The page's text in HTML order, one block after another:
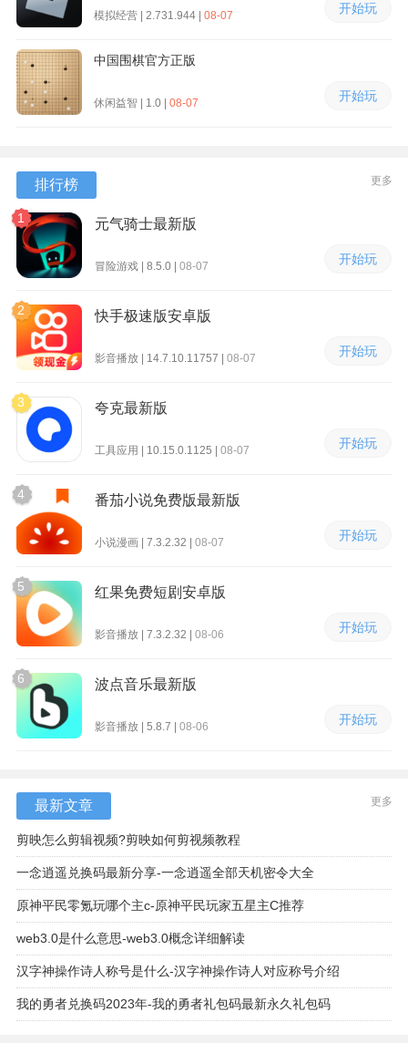
模拟经营 | 2.731.944 | 08-07 开始玩
中国围棋官方正版
休闲益智 | 1.0 | 08-07 开始玩
排行榜 更多
1 元气骑士最新版
冒险游戏 | 8.5.0 | 08-07 开始玩
2 快手极速版安卓版
影音播放 | 14.7.10.11757 | 08-07 开始玩
3 夸克最新版
工具应用 | 10.15.0.1125 | 08-07 开始玩
4 番茄小说免费版最新版
小说漫画 | 7.3.2.32 | 08-07 开始玩
5 红果免费短剧安卓版
影音播放 | 7.3.2.32 | 08-06 开始玩
6 波点音乐最新版
影音播放 | 5.8.7 | 08-06 开始玩
最新文章 更多
剪映怎么剪辑视频?剪映如何剪视频教程
一念逍遥兑换码最新分享-一念逍遥全部天机密令大全
原神平民零氪玩哪个主c-原神平民玩家五星主C推荐
web3.0是什么意思-web3.0概念详细解读
汉字神操作诗人称号是什么-汉字神操作诗人对应称号介绍
我的勇者兑换码2023年-我的勇者礼包码最新永久礼包码